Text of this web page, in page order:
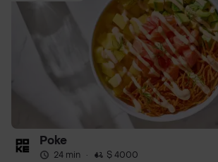
Poke
24 min · $ 4000